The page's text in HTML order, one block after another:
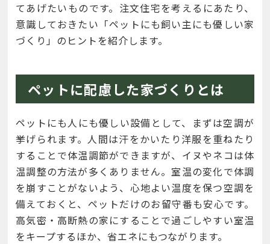
てあげたいものです。注文住宅を考えるにあたり、
意識しておきたい「ペットにも飼い主にも優しい家
づくり」のヒントを紹介します。
ペットに配慮した家づくりとは
ペットにも人にも優しい設備として、まずは空調が
挙げられます。人間は汗をかいたり洋服を重ねたり
することで体温調節ができますが、イヌやネコは体
温調整の方法が多くありません。室温の変化で体調
を崩すことがないよう、心地よい温度を保つ空調を
備えておくと、ペットだけのお留守番も安心です。
高気密・高断熱の家にすることで過ごしやすい室温
をキープするほか、省エネにもつながります。